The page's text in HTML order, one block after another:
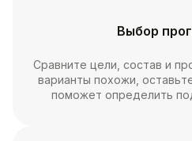
Выбор
Сравните цели, состав и
варианты похожи,
поможет определить